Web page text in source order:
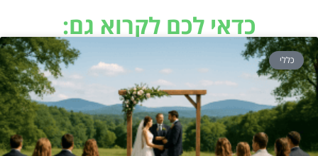
כדאי לכם לקרוא גם:
כללי